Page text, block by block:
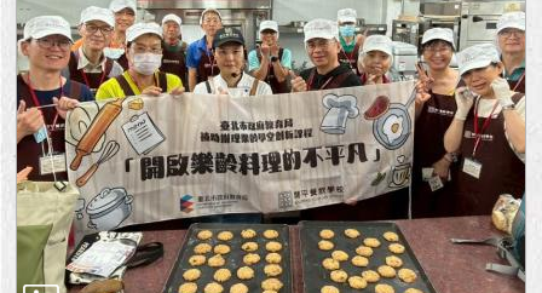
我
們
（陳
情
系
統
1999）